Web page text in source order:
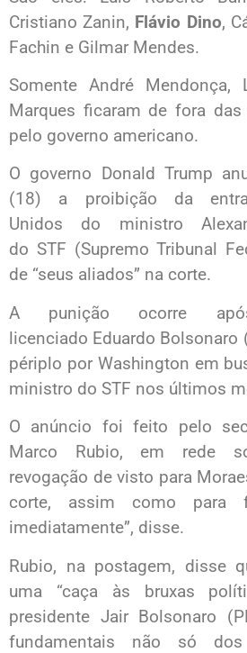
Cristiano Zanin, Flávio Dino,
Fachin e Gilmar Mendes.
Somente André Mendonça,
Marques ficaram de fora
pelo governo americano.
O governo Donald Trump
(18) a proibição da
Unidos do ministro
do STF (Supremo Tribunal
de “seus aliados” na corte.
A punição ocorre
licenciado Eduardo Bolsonaro
périplo por Washington em
ministro do STF nos últimos
O anúncio foi feito pelo
Marco Rubio, em rede
revogação de visto para
corte, assim como para
imediatamente”, disse.
Rubio, na postagem, disse
uma “caça às bruxas
presidente Jair Bolsonaro
fundamentais não só